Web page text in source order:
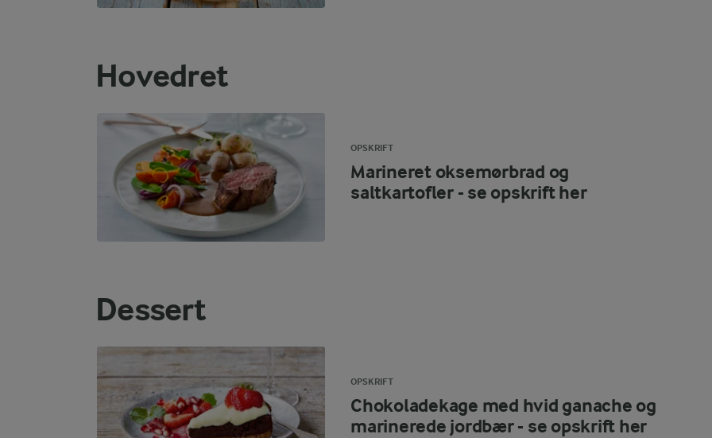
Hovedret
OPSKRIFT
Marineret oksemørbrad og
saltkartofler - se opskrift her
Dessert
OPSKRIFT
Chokoladekage med hvid ganache og
marinerede jordbær - se opskrift her